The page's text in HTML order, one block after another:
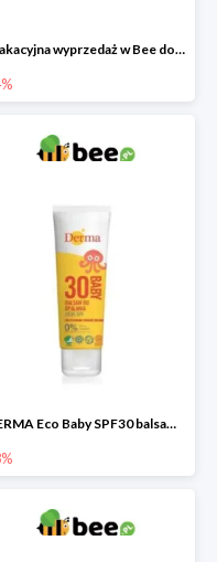
Wakacyjna wyprzedaż w Bee do -64%
DERMA Eco Baby SPF30 balsam przeciwsłoneczny dla dzieci